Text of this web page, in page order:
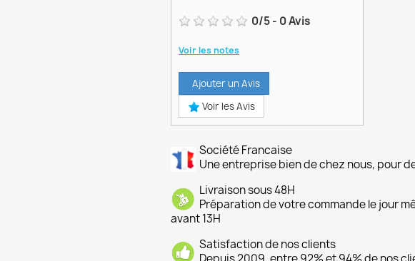
0/5- 0Avis
Voir les notes
Ajouter un Avis
Voir les Avis
Société Francaise
Une entreprise bien de chez nous, pour
Livraison sous 48H
Préparation de votre commande le jour
avant 13H
Satisfaction de nos clients